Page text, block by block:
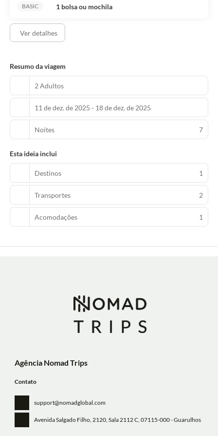
As comodidades presentes incluem um computador, check-out
Estacionamento limitado está disponível no local.
BASIC
1 bolsa ou mochila
Ver detalhes
Resumo da viagem
2 Adultos
11 de dez. de 2025 - 18 de dez. de 2025
Noites 7
Esta ideia inclui
Destinos 1
Transportes 2
Acomodações 1
Agência Nomad Trips
Contato
support@nomadglobal.com
Avenida Salgado Filho, 2120, Sala 2112 C, 07115-000 - Guarulhos